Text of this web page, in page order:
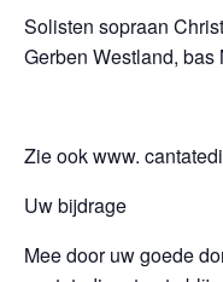
Solisten sopraan
Gerben Westland,
Zie ook www.
Uw bijdrage
Mee door uw goede